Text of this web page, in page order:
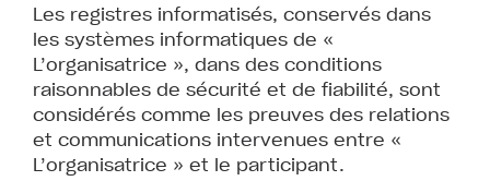
Les registres informatisés, conservés dans
les systèmes informatiques de «
L’organisatrice », dans des conditions
raisonnables de sécurité et de fiabilité, sont
considérés comme les preuves des relations
et communications intervenues entre «
L’organisatrice » et le participant.